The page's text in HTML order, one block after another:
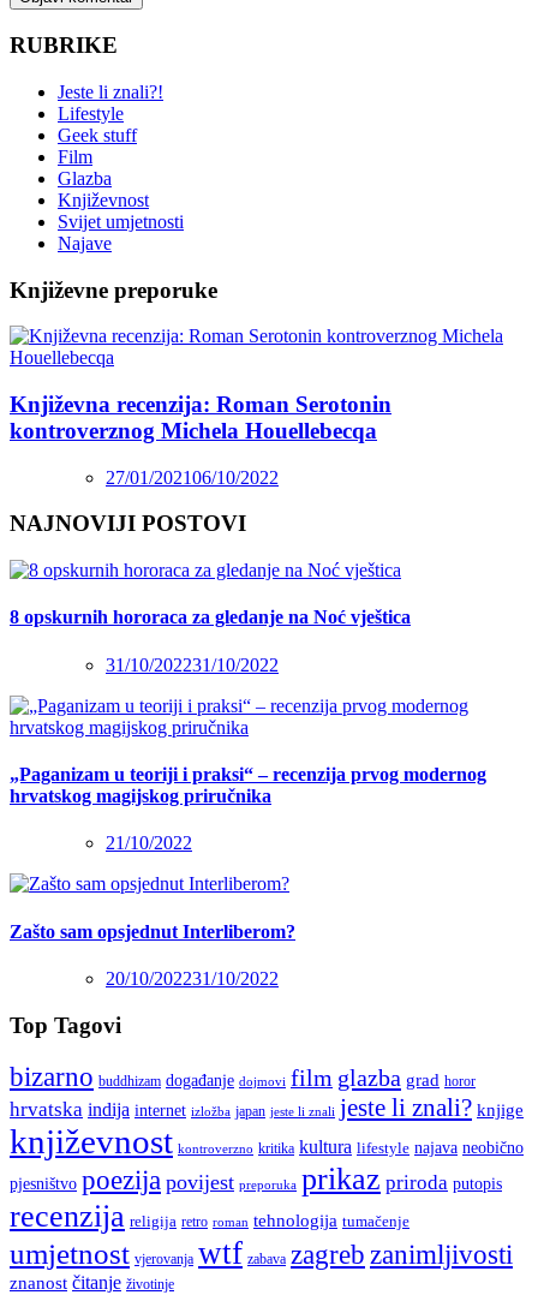
RUBRIKE
Jeste li znali?!
Lifestyle
Geek stuff
Film
Glazba
Književnost
Svijet umjetnosti
Najave
Književne preporuke
Književna recenzija: Roman Serotonin
kontroverznog Michela Houellebecqa
27/01/202106/10/2022
NAJNOVIJI POSTOVI
8 opskurnih hororaca za gledanje na Noć vještica
31/10/202231/10/2022
„Paganizam u teoriji i praksi“ – recenzija prvog modernog
hrvatskog magijskog priručnika
21/10/2022
Zašto sam opsjednut Interliberom?
20/10/202231/10/2022
Top Tagovi
bizarno buddhizam događanje dojmovi film glazba grad horor
hrvatska indija internet izložba japan jeste li znali jeste li znali? knjige
književnost kontroverzno kritika kultura lifestyle najava neobično
pjesništvo poezija povijest preporuka prikaz priroda putopis
recenzija religija retro roman tehnologija tumačenje
umjetnost vjerovanja wtf zabava zagreb zanimljivosti
znanost čitanje životinje